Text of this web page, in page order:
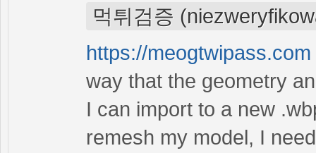
먹튀검증
https://meogtwipass.com
way that the geometry
I can import to a new
remesh my model, I